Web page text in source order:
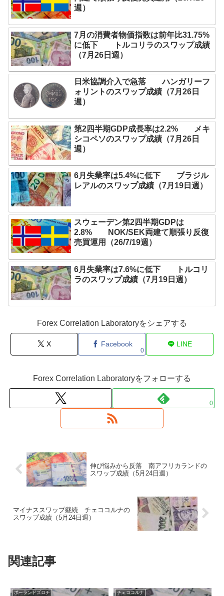
週）
7月の消費者物価指数は前年比31.75%
に低下 トルコリラのスワップ成績
（7月26日週）
日米協調介入で急落 ハンガリーフ
ォリントのスワップ成績（7月26日
週）
第2四半期GDP成長率は2.2% メキ
シコペソのスワップ成績（7月26日
週）
6月失業率は5.4%に低下 ブラジル
レアルのスワップ成績（7月19日週）
スウェーデン第2四半期GDPは
2.8% NOK/SEK両建て順張り反復
売買運用（26/7/19週）
6月失業率は7.6%に低下 トルコリ
ラのスワップ成績（7月19日週）
Forex Correlation Laboratoryをシェアする
X Facebook
0
LINE
Forex Correlation Laboratoryをフォローする
0
伸び悩みから反落 南アフリカランドの
スワップ成績（5月24日週）
マイナススワップ継続 チェココルナの
スワップ成績（5月24日週）
関連記事
ポーランドズロチ チェココルナ